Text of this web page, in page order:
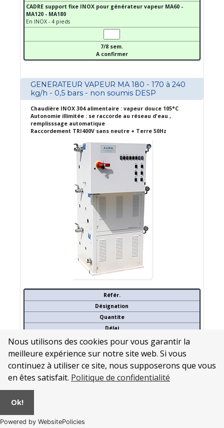
Nous utilisons des cookies pour vous garantir la
meilleure expérience sur notre site web. Si vous
continuez à utiliser ce site, nous supposerons que vous
en êtes satisfait. Politique de confidentialité
Ok!
Powered by WebsitePolicies
CADRE support fixe INOX pour générateur vapeur MA60 -
MA120 - MA180
En INOX - 4 pieds
7/8 sem.
A confirmer
GENERATEUR VAPEUR MA 180 - 170 à 240
kg/h - 0,5 bars - non soumis DESP
Chaudière INOX 304 alimentaire : vapeur douce 105°C
Autonomie illimitée : se raccorde au réseau d'eau ,
remplisssage automatique
Raccordement TRI400V sans neutre + Terre 50Hz
Référ.
Désignation
Quantite
Délai
25144
MA 180 - Entre 0 et 0,2 bars - PS 0,5 bars - Corps de chauffe
INOX 304 - circuit eau/vapeur LAITON/CUIVRE
Chaudière avec corps de chauffe INOX 304 et Circuit EAU/VAPEUR
laiton/cuivre
- Capacité 3 x 55 L - TRI400V sans neutre + Terre 50Hz - 6 niveaux
de puissance réglables